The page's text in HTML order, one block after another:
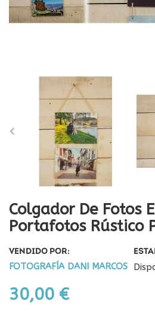
Colgador De Fotos
Portafotos Rústico
VENDIDO POR:
FOTOGRAFÍA DANI MARCOS
30,00 €